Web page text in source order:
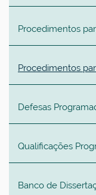
Procedimentos
Procedimentos
Defesas
Qualificações
Banco de